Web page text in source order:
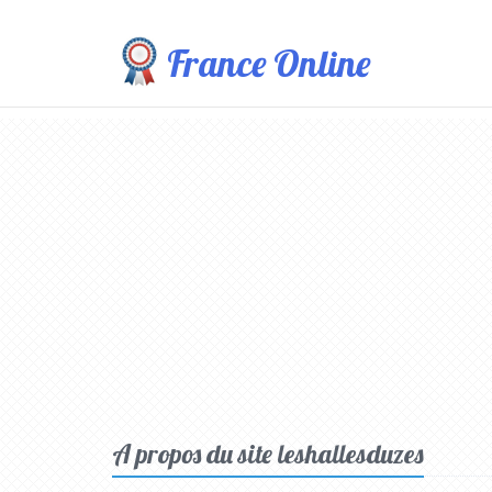
France Online
A propos du site leshallesduzes